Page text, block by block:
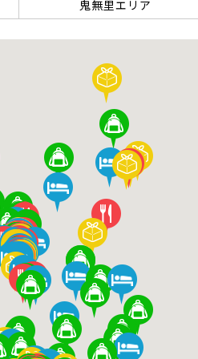
鬼無里エリア